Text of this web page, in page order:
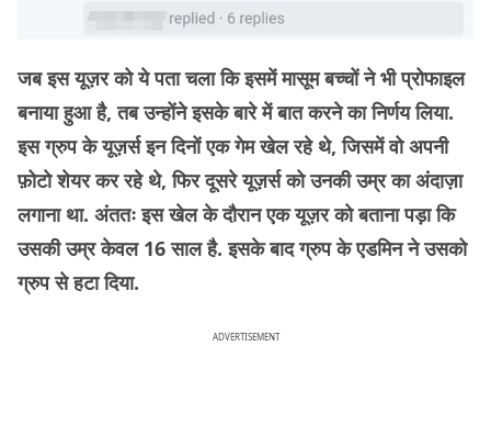
जब इस यूज़र को ये पता चला कि इसमें मासूम बच्चों ने भी प्रोफाइल
बनाया हुआ है, तब उन्होंने इसके बारे में बात करने का निर्णय लिया.
इस ग्रुप के यूज़र्स इन दिनों एक गेम खेल रहे थे, जिसमें वो अपनी
फ़ोटो शेयर कर रहे थे, फिर दूसरे यूज़र्स को उनकी उम्र का अंदाज़ा
लगाना था. अंततः इस खेल के दौरान एक यूज़र को बताना पड़ा कि
उसकी उम्र केवल 16 साल है. इसके बाद ग्रुप के एडमिन ने उसको
ग्रुप से हटा दिया.
ADVERTISEMENT